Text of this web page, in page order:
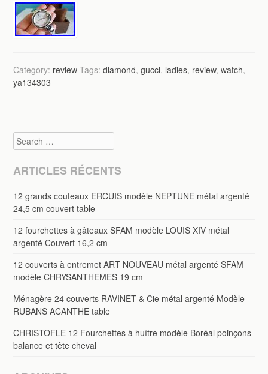
Category: review Tags:diamond,gucci, ladies, review,watch,
ya134303
Search
ARTICLES RÉCENTS
12 grands couteaux ERCUIS modèle NEPTUNE métal argenté
24,5 cm couvert table
12 fourchettes à gâteaux SFAM modèle LOUIS XIV métal
argenté Couvert 16,2 cm
12 couverts à entremet ART NOUVEAU métal argenté SFAM
modèle CHRYSANTHEMES 19 cm
Ménagère 24 couverts RAVINET & Cie métal argenté Modèle
RUBANS ACANTHE table
CHRISTOFLE 12 Fourchettes à huître modèle Boréal poinçons
balance et tête cheval